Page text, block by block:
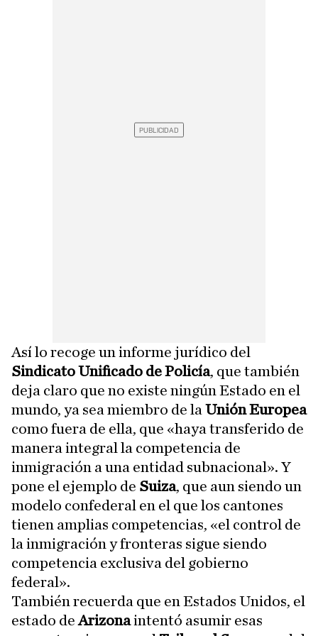
Así lo recoge un informe jurídico del
Sindicato Unificado de Policía, que también
deja claro que no existe ningún Estado en el
mundo, ya sea miembro de la Unión Europea
como fuera de ella, que «haya transferido de
manera integral la competencia de
inmigración a una entidad subnacional». Y
pone el ejemplo de Suiza, que aun siendo un
modelo confederal en el que los cantones
tienen amplias competencias, «el control de
la inmigración y fronteras sigue siendo
competencia exclusiva del gobierno
federal».
También recuerda que en Estados Unidos, el
estado deArizonaintentó asumir esas